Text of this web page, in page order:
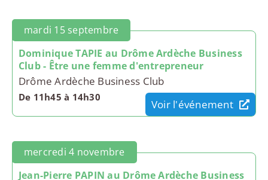
mardi 15 septembre
Dominique TAPIE au Drôme Ardèche Business
Club - Être une femme d'entrepreneur
Drôme Ardèche Business Club
De 11h45 à 14h30
Voir l'événement
mercredi 4 novembre
Jean-Pierre PAPIN au Drôme Ardèche Business